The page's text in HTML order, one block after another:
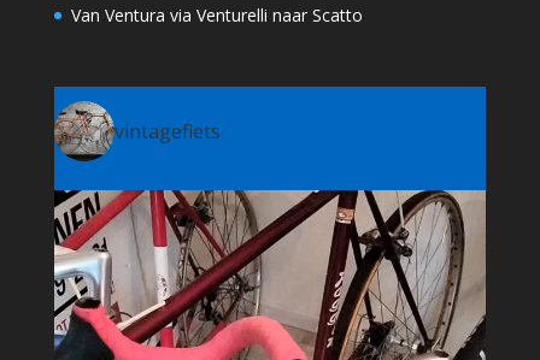
Van Ventura via Venturelli naar Scatto
vintagefiets